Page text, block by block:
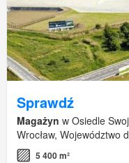
Sprawdź
Magażyn w Osiedle
Wrocław, Województwo
5 400 m²